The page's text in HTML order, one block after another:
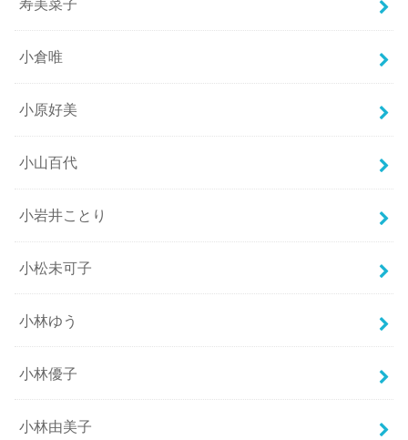
寿美菜子
小倉唯
小原好美
小山百代
小岩井ことり
小松未可子
小林ゆう
小林優子
小林由美子